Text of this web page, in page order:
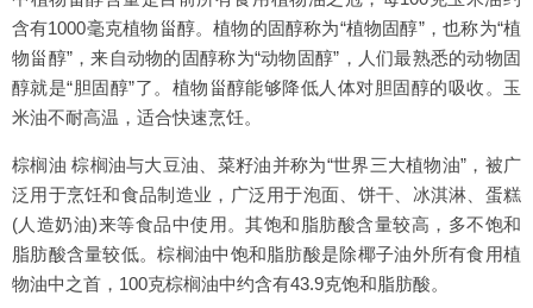
含有1000毫克植物甾醇。植物的固醇称为“植物固醇”，也称为“植
物甾醇”，来自动物的固醇称为“动物固醇”，人们最熟悉的动物固
醇就是“胆固醇”了。植物甾醇能够降低人体对胆固醇的吸收。玉
米油不耐高温，适合快速烹饪。
棕榈油 棕榈油与大豆油、菜籽油并称为“世界三大植物油”，被广
泛用于烹饪和食品制造业，广泛用于泡面、饼干、冰淇淋、蛋糕
(人造奶油)来等食品中使用。其饱和脂肪酸含量较高，多不饱和
脂肪酸含量较低。棕榈油中饱和脂肪酸是除椰子油外所有食用植
物油中之首，100克棕榈油中约含有43.9克饱和脂肪酸。